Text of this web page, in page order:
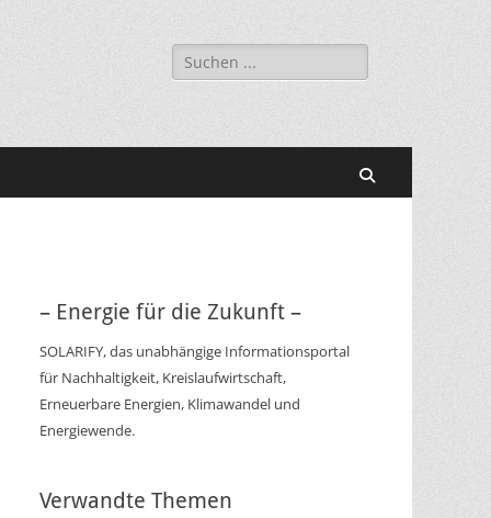
Suchen
nach:
– Energie für die Zukunft –
SOLARIFY, das unabhängige Informationsportal
für Nachhaltigkeit, Kreislaufwirtschaft,
Erneuerbare Energien, Klimawandel und
Energiewende.
Verwandte Themen